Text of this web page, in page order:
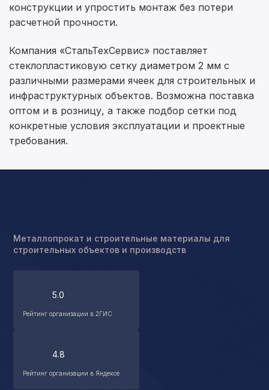
конструкции и упростить монтаж без потери
расчетной прочности.
Компания «СтальТехСервис» поставляет
стеклопластиковую сетку диаметром 2 мм с
различными размерами ячеек для строительных и
инфраструктурных объектов. Возможна поставка
оптом и в розницу, а также подбор сетки под
конкретные условия эксплуатации и проектные
требования.
Металлопрокат и строительные материалы для
строительных объектов и производств
5.0
Рейтинг организации в 2ГИС
4.8
Рейтинг организации в Яндексе